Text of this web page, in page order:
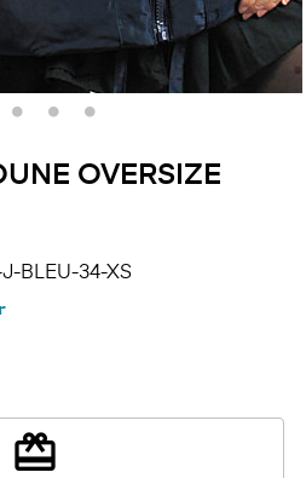
OVERSIZE
J-BLEU-34-XS
redeem